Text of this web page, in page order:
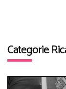
Categorie